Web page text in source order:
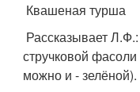
Квашеная турша
Рассказывает
стручковой
можно и - зелёной).